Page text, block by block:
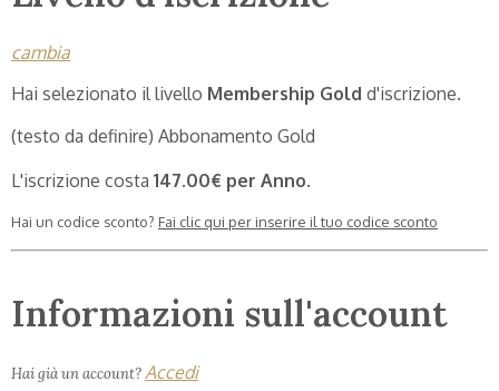
cambia
Hai selezionato il livello Membership Gold d'iscrizione.
(testo da definire) Abbonamento Gold
L'iscrizione costa 147.00€ per Anno.
Hai un codice sconto? Fai clic qui per inserire il tuo codice sconto
Informazioni sull'account
Hai già un account? Accedi